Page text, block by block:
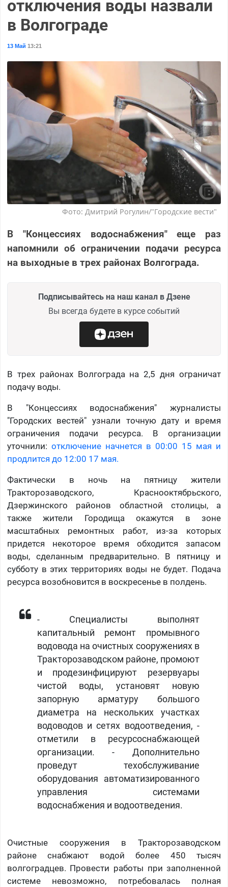
отключения воды назвали
в Волгограде
13 Май 13:21
Фото: Дмитрий Рогулин/"Городские вести"
В "Концессиях водоснабжения" еще раз
напомнили об ограничении подачи ресурса
на выходные в трех районах Волгограда.
Подписывайтесь на наш канал в Дзене
Вы всегда будете в курсе событий
В трех районах Волгограда на 2,5 дня ограничат
подачу воды.
В "Концессиях водоснабжения" журналисты
"Городских вестей" узнали точную дату и время
ограничения подачи ресурса. В организации
уточнили: отключение начнется в 00:00 15 мая и
продлится до 12:00 17 мая.
Фактически в ночь на пятницу жители
Тракторозаводского, Краснооктябрьского,
Дзержинского районов областной столицы, а
также жители Городища окажутся в зоне
масштабных ремонтных работ, из-за которых
придется некоторое время обходится запасом
воды, сделанным предварительно. В пятницу и
субботу в этих территориях воды не будет. Подача
ресурса возобновится в воскресенье в полдень.
- Специалисты выполнят
капитальный ремонт промывного
водовода на очистных сооружениях в
Тракторозаводском районе, промоют
и продезинфицируют резервуары
чистой воды, установят новую
запорную арматуру большого
диаметра на нескольких участках
водоводов и сетях водоотведения, -
отметили в ресурсоснабжающей
организации. - Дополнительно
проведут техобслуживание
оборудования автоматизированного
управления системами
водоснабжения и водоотведения.
Очистные сооружения в Тракторозаводском
районе снабжают водой более 450 тысяч
волгоградцев. Провести работы при заполненной
системе невозможно, потребовалась полная